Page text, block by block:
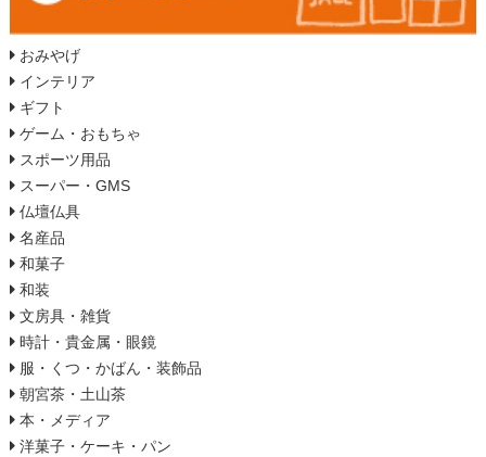
おみやげ
インテリア
ギフト
ゲーム・おもちゃ
スポーツ用品
スーパー・GMS
仏壇仏具
名産品
和菓子
和装
文房具・雑貨
時計・貴金属・眼鏡
服・くつ・かばん・装飾品
朝宮茶・土山茶
本・メディア
洋菓子・ケーキ・パン